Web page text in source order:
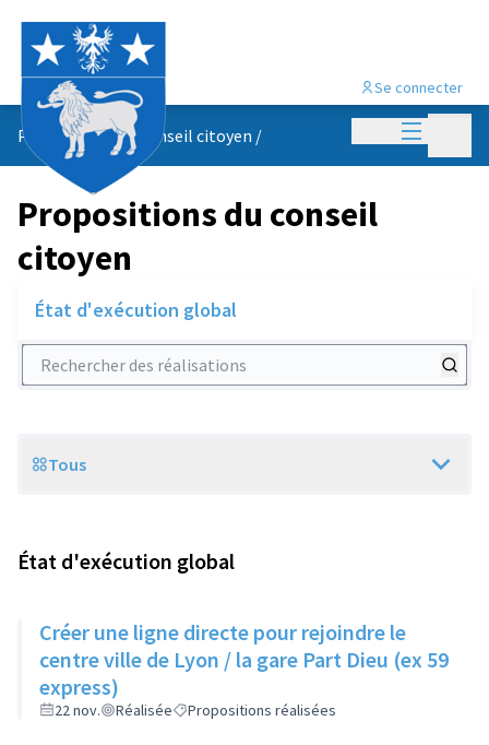
Menu
Se connecter
Propositions du conseil citoyen /
Propositions du conseil
citoyen
État d'exécution global
Rechercher des réalisations
Scope
Tous
État d'exécution global
Créer une ligne directe pour rejoindre le
centre ville de Lyon / la gare Part Dieu (ex 59
express)
22 nov. Réalisée Propositions réalisées